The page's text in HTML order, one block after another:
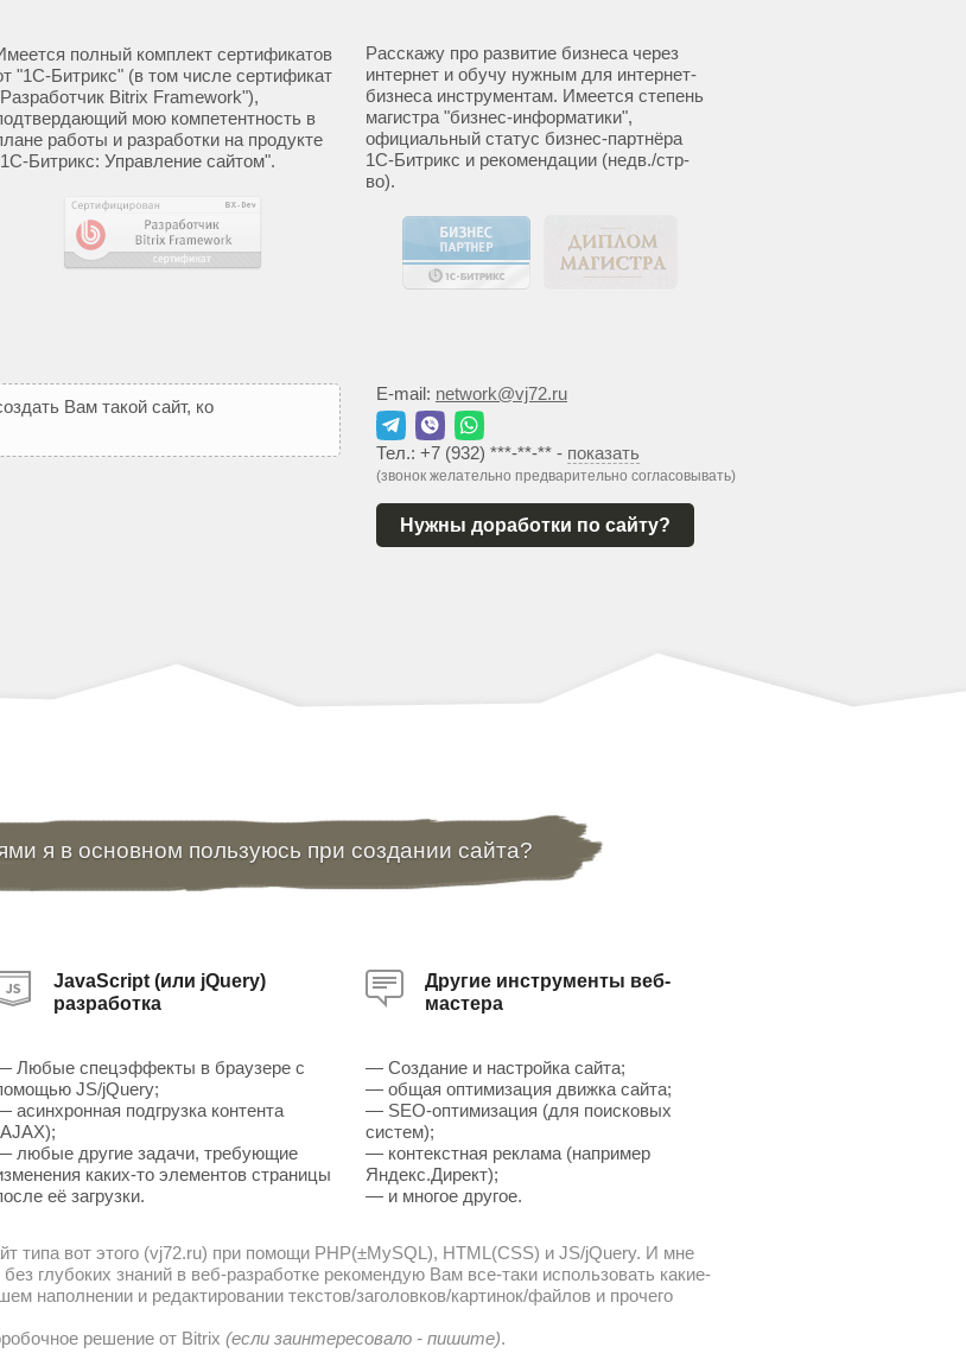
полный комплект сертификатов
"1С-Битрикс" (в том числе сертификат
Bitrix Framework"),
мою компетентность в
работы и разработки на продукте
Битрикс: Управление сайтом".
Расскажу про развитие бизнеса через
интернет и обучу нужным для интернет-
бизнеса инструментам. Имеется степень
магистра "бизнес-информатики",
официальный статус бизнес-партнёра
1С-Битрикс и рекомендации (недв./стр-
во).
оздать Вам такой сайт, ко
E-mail: network@vj72.ru
Тел.: +7 (932) ***-**-** - показать
(звонок желательно предварительно согласовывать)
Нужны доработки по сайту?
я в основном пользуюсь при создании сайта?
JavaScript (или jQuery)
разработка
Любые спецэффекты в браузере с
JS/jQuery;
асинхронная подгрузка контента
любые другие задачи, требующие
каких-то элементов страницы
её загрузки.
Другие инструменты веб-
мастера
— Создание и настройка сайта;
— общая оптимизация движка сайта;
— SEO-оптимизация (для поисковых
систем);
— контекстная реклама (например
Яндекс.Директ);
— и многое другое.
типа вот этого (vj72.ru) при помощи PHP(±MySQL), HTML(CSS) и JS/jQuery. И мне
глубоких знаний в веб-разработке рекомендую Вам все-таки использовать какие-
наполнении и редактировании текстов/заголовков/картинок/файлов и прочего
решение от Bitrix (если заинтересовало - пишите).